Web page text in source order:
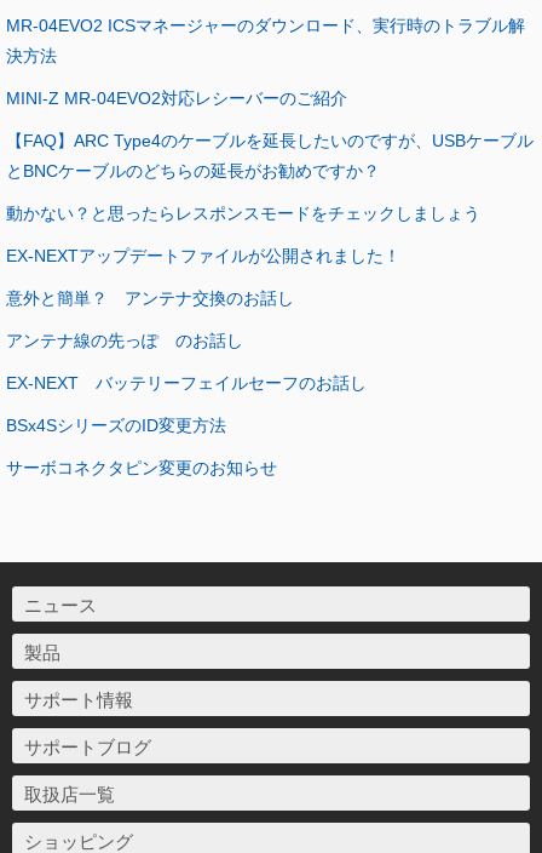
MR-04EVO2 ICSマネージャーのダウンロード、実行時のトラブル解
決方法
MINI-Z MR-04EVO2対応レシーバーのご紹介
【FAQ】ARC Type4のケーブルを延長したいのですが、USBケーブル
とBNCケーブルのどちらの延長がお勧めですか？
動かない？と思ったらレスポンスモードをチェックしましょう
EX-NEXTアップデートファイルが公開されました！
意外と簡単？ アンテナ交換のお話し
アンテナ線の先っぽ のお話し
EX-NEXT バッテリーフェイルセーフのお話し
BSx4SシリーズのID変更方法
サーボコネクタピン変更のお知らせ
ニュース
製品
サポート情報
サポートブログ
取扱店一覧
ショッピング